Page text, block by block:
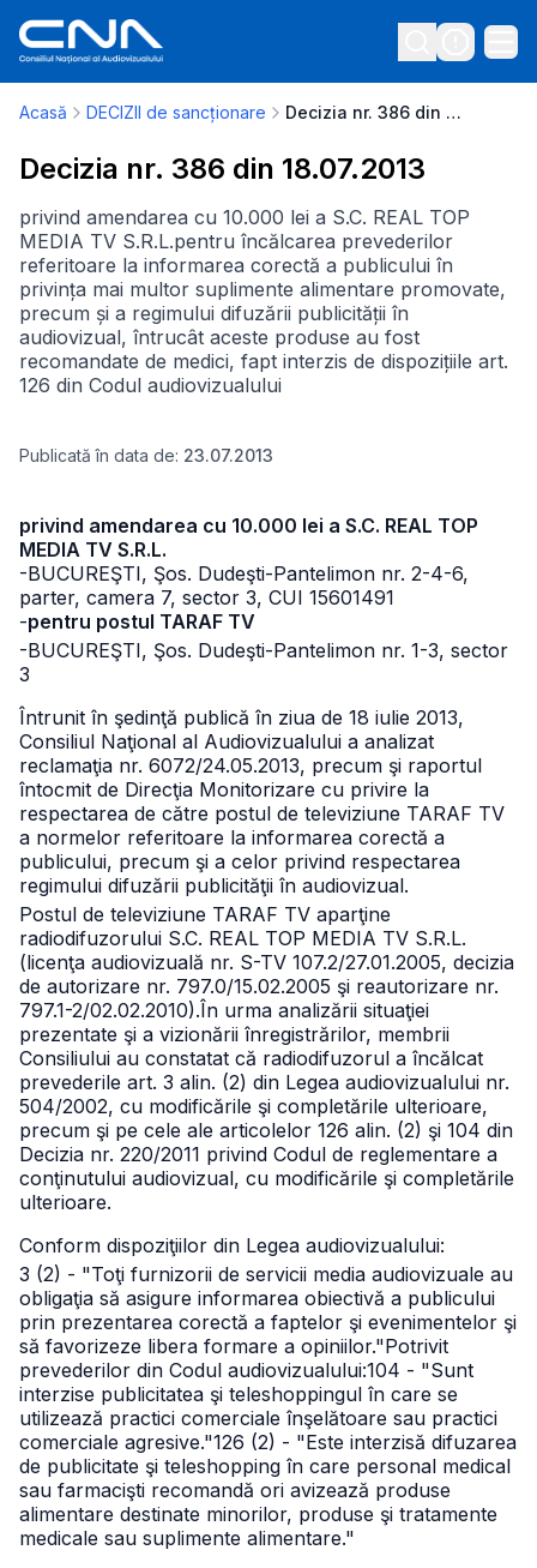
Acasă DECIZII de sancționare Decizia nr. 386 din 18.07.2013
Decizia nr. 386 din 18.07.2013
privind amendarea cu 10.000 lei a S.C. REAL TOP
MEDIA TV S.R.L.pentru încălcarea prevederilor
referitoare la informarea corectă a publicului în
privința mai multor suplimente alimentare promovate,
precum și a regimului difuzării publicității în
audiovizual, întrucât aceste produse au fost
recomandate de medici, fapt interzis de dispozițiile art.
126 din Codul audiovizualului
Publicată în data de: 23.07.2013
privind amendarea cu 10.000 lei a S.C. REAL TOP
MEDIA TV S.R.L.
-BUCUREŞTI, Şos. Dudeşti-Pantelimon nr. 2-4-6,
parter, camera 7, sector 3, CUI 15601491
-pentru postul TARAF TV
-BUCUREŞTI, Şos. Dudeşti-Pantelimon nr. 1-3, sector
3
Întrunit în şedinţă publică în ziua de 18 iulie 2013,
Consiliul Naţional al Audiovizualului a analizat
reclamaţia nr. 6072/24.05.2013, precum şi raportul
întocmit de Direcţia Monitorizare cu privire la
respectarea de către postul de televiziune TARAF TV
a normelor referitoare la informarea corectă a
publicului, precum şi a celor privind respectarea
regimului difuzării publicităţii în audiovizual.
Postul de televiziune TARAF TV aparţine
radiodifuzorului S.C. REAL TOP MEDIA TV S.R.L.
(licenţa audiovizuală nr. S-TV 107.2/27.01.2005, decizia
de autorizare nr. 797.0/15.02.2005 şi reautorizare nr.
797.1-2/02.02.2010).În urma analizării situaţiei
prezentate şi a vizionării înregistrărilor, membrii
Consiliului au constatat că radiodifuzorul a încălcat
prevederile art. 3 alin. (2) din Legea audiovizualului nr.
504/2002, cu modificările şi completările ulterioare,
precum şi pe cele ale articolelor 126 alin. (2) şi 104 din
Decizia nr. 220/2011 privind Codul de reglementare a
conţinutului audiovizual, cu modificările şi completările
ulterioare.
Conform dispoziţiilor din Legea audiovizualului:
3 (2) - "Toţi furnizorii de servicii media audiovizuale au
obligaţia să asigure informarea obiectivă a publicului
prin prezentarea corectă a faptelor şi evenimentelor şi
să favorizeze libera formare a opiniilor."Potrivit
prevederilor din Codul audiovizualului:104 - "Sunt
interzise publicitatea şi teleshoppingul în care se
utilizează practici comerciale înşelătoare sau practici
comerciale agresive."126 (2) - "Este interzisă difuzarea
de publicitate şi teleshopping în care personal medical
sau farmacişti recomandă ori avizează produse
alimentare destinate minorilor, produse şi tratamente
medicale sau suplimente alimentare."